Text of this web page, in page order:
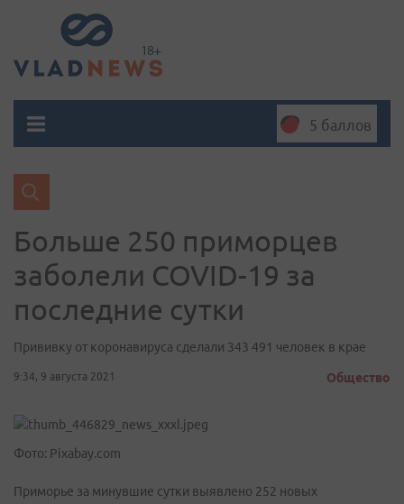
5 баллов
Больше 250 приморцев
заболели COVID-19 за
последние сутки
Прививку от коронавируса сделали 343 491 человек в крае
9:34, 9 августа 2021 Общество
Фото: Pixabay.com
Приморье за минувшие сутки выявлено 252 новых